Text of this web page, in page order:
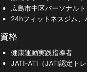
広島市中区パーソナル
24hフィットネスジム
資格
健康運動実践指導者
JATI-ATI（JATI認定トレ